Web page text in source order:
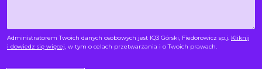
Administratorem Twoich danych osobowych jest IQ3 Górski, Fiedorowicz sp.j. Kliknij
i dowiedz się więcej, w tym o celach przetwarzania i o Twoich prawach.